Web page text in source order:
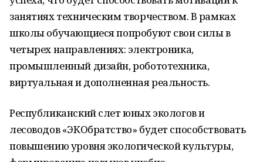
занятиях техническим творчеством. В рамках
школы обучающиеся попробуют свои силы в
четырех направлениях: электроника,
промышленный дизайн, робототехника,
виртуальная и дополненная реальность.
Республиканский слет юных экологов и
лесоводов «ЭКОбратство» будет способствовать
повышению уровня экологической культуры,